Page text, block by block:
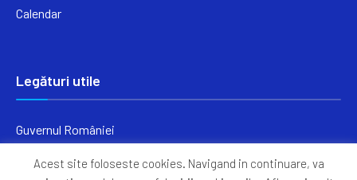
Calendar
Legături utile
Guvernul României
Acest site foloseste cookies. Navigand in continuare, va